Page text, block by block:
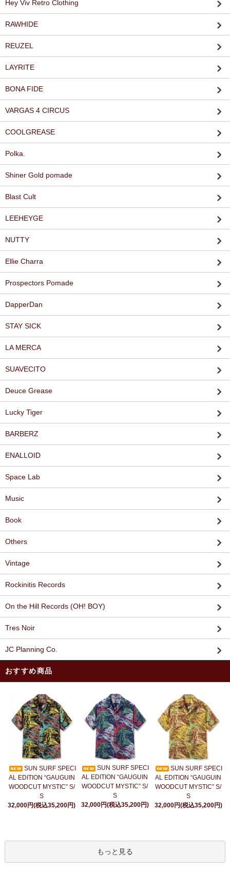
Hey Viv Retro Clothing
RAWHIDE
REUZEL
LAYRITE
BONA FIDE
VARGAS 4 CIRCUS
COOLGREASE
Polka.
Shiner Gold pomade
Blast Cult
LEEHEYGE
NUTTY
Ellie Charra
Prospectors Pomade
DapperDan
STAY SICK
LA MERCA
SUAVECITO
Deuce Grease
Lucky Tiger
BARBERZ
ENALLOID
Space Lab
Music
Book
Others
Vintage
Rockinitis Records
On the Hill Records (OH! BOY)
Tres Noir
JC Planning Co.
おすすめ商品
SUN SURF SPECI
AL EDITION “GAUGUIN
WOODCUT MYSTIC” S/
S
32,000円(税込35,200円)
SUN SURF SPECI
AL EDITION “GAUGUIN
WOODCUT MYSTIC” S/
S
32,000円(税込35,200円)
SUN SURF SPECI
AL EDITION “GAUGUIN
WOODCUT MYSTIC” S/
S
32,000円(税込35,200円)
もっと見る